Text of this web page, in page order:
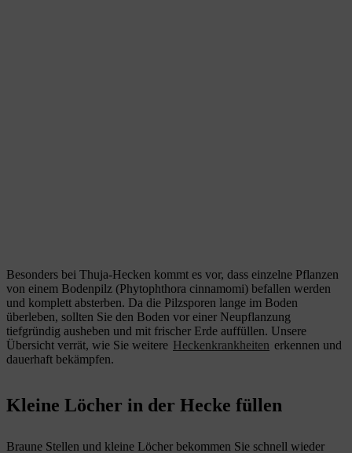
Besonders bei Thuja-Hecken kommt es vor, dass einzelne Pflanzen
von einem Bodenpilz (Phytophthora cinnamomi) befallen werden
und komplett absterben. Da die Pilzsporen lange im Boden
überleben, sollten Sie den Boden vor einer Neupflanzung
tiefgründig ausheben und mit frischer Erde auffüllen. Unsere
Übersicht verrät, wie Sie weitere Heckenkrankheiten erkennen und
dauerhaft bekämpfen.
Kleine Löcher in der Hecke füllen
Braune Stellen und kleine Löcher bekommen Sie schnell wieder